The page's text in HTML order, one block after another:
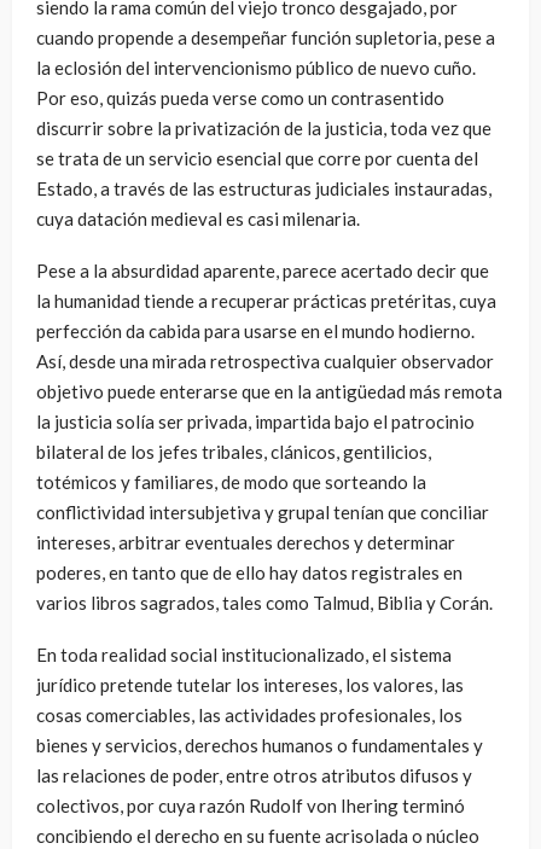
siendo la rama común del viejo tronco desgajado, por
cuando propende a desempeñar función supletoria, pese a
la eclosión del intervencionismo público de nuevo cuño.
Por eso, quizás pueda verse como un contrasentido
discurrir sobre la privatización de la justicia, toda vez que
se trata de un servicio esencial que corre por cuenta del
Estado, a través de las estructuras judiciales instauradas,
cuya datación medieval es casi milenaria.
Pese a la absurdidad aparente, parece acertado decir que
la humanidad tiende a recuperar prácticas pretéritas, cuya
perfección da cabida para usarse en el mundo hodierno.
Así, desde una mirada retrospectiva cualquier observador
objetivo puede enterarse que en la antigüedad más remota
la justicia solía ser privada, impartida bajo el patrocinio
bilateral de los jefes tribales, clánicos, gentilicios,
totémicos y familiares, de modo que sorteando la
conflictividad intersubjetiva y grupal tenían que conciliar
intereses, arbitrar eventuales derechos y determinar
poderes, en tanto que de ello hay datos registrales en
varios libros sagrados, tales como Talmud, Biblia y Corán.
En toda realidad social institucionalizado, el sistema
jurídico pretende tutelar los intereses, los valores, las
cosas comerciables, las actividades profesionales, los
bienes y servicios, derechos humanos o fundamentales y
las relaciones de poder, entre otros atributos difusos y
colectivos, por cuya razón Rudolf von Ihering terminó
concibiendo el derecho en su fuente acrisolada o núcleo